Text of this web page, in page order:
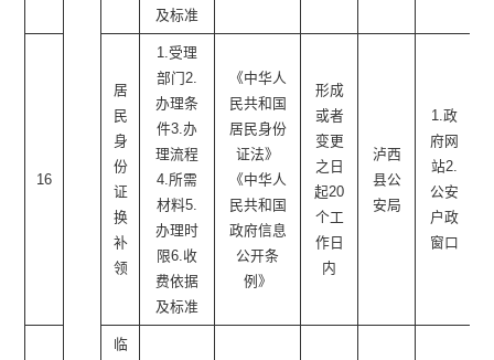
及标准
16
居
民
身
份
证
换
补
领
1.受理
部门2.
办理条
件3.办
理流程
4.所需
材料5.
办理时
限6.收
费依据
及标准
《中华人
民共和国
居民身份
证法》
《中华人
民共和国
政府信息
公开条
例》
形成
或者
变更
之日
起20
个工
作日
内
泸西
县公
安局
1.政
府网
站2.
公安
户政
窗口
临